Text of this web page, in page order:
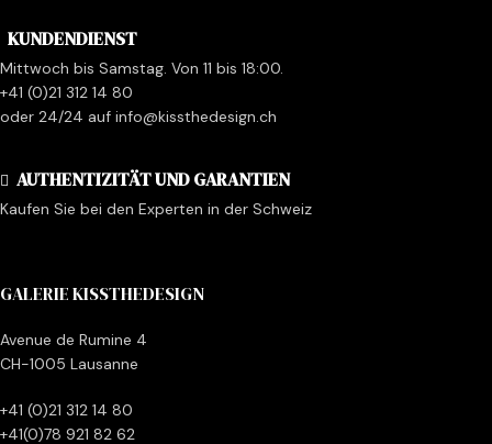
KUNDENDIENST
Mittwoch bis Samstag. Von 11 bis 18:00.
+41 (0)21 312 14 80
oder 24/24 auf info@kissthedesign.ch
AUTHENTIZITÄT UND GARANTIEN
Kaufen Sie bei den Experten in der Schweiz
GALERIE KISSTHEDESIGN
Avenue de Rumine 4
CH-1005 Lausanne
+41 (0)21 312 14 80
+41(0)78 921 82 62